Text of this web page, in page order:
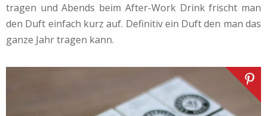
tragen und Abends beim After-Work Drink frischt man
den Duft einfach kurz auf. Definitiv ein Duft den man das
ganze Jahr tragen kann.